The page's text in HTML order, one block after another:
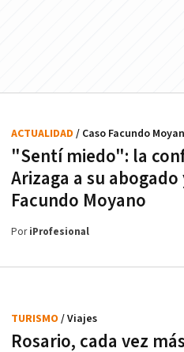
"Sentí miedo": la
Arizaga a su
Facundo Moyano
ACTUALIDAD / Caso Facundo
PoriProfesional
Rosario, cada vez
TURISMO / Viajes